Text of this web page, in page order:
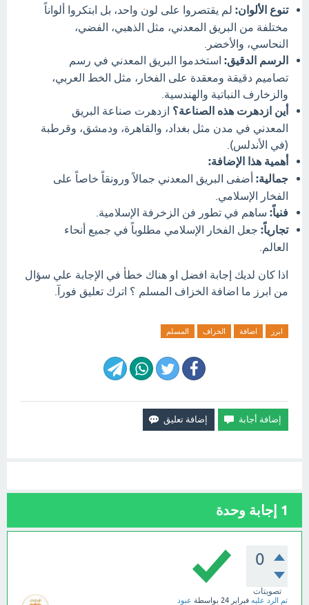
تنوع الألوان: لم يقتصروا على لون واحد، بل ابتكروا ألواناً
مختلفة من البريق المعدني، مثل الذهبي، الفضي،
النحاسي، والأخضر.
الرسم الدقيق: استخدموا البريق المعدني في رسم
تصاميم دقيقة ومعقدة على الفخار، مثل الخط العربي،
والزخارف النباتية والهندسية.
أين ازدهرت هذه الصناعة؟ ازدهرت صناعة البريق
المعدني في مدن مثل بغداد، والقاهرة، ودمشق، وقرطبة
(في الأندلس).
أهمية هذا الإضافة:
جمالية: أضفى البريق المعدني جمالاً ورونقاً خاصاً على
الفخار الإسلامي.
فنياً: ساهم في تطور فن الزخرفة الإسلامية.
تجارياً: جعل الفخار الإسلامي مطلوباً في جميع أنحاء
العالم.
اذا كان لديك إجابة افضل او هناك خطأ في الإجابة علي سؤال
من ابرز ما اضافة الخزاف المسلم ؟ اترك تعليق فورآ.
ابرز اضافة الخزاف المسلم
1 إجابة وحدة
0
تصويتات
تم الرد عليه فبراير 24 بواسطة عبود